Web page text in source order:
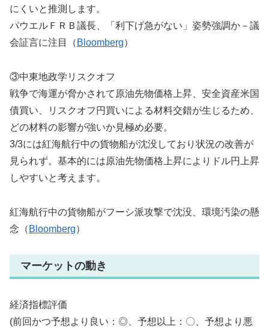
にくいと推測します。
パウエルＦＲＢ議長、「利下げ急がない」姿勢強調か－議
会証言に注目（ Bloomberg）
③中東地政学リスクオフ
戦争で海運が脅かされて原油先物価格上昇、安全資産米国
債買い、リスクオフ円買いによる材料交錯が生じるため、
どの材料の影響が強いか見極め必要。
3/3には紅海航行中の貨物船が沈没しており状況の改善が
見られず。基本的には原油先物価格上昇によりドル円上昇
しやすいと考えます。
紅海航行中の貨物船がフーシ派攻撃で沈没、環境汚染の懸
念（ Bloomberg）
マーケットの動き
経済指標評価
(前回かつ予想より良い：◎、予想以上：〇、予想より悪